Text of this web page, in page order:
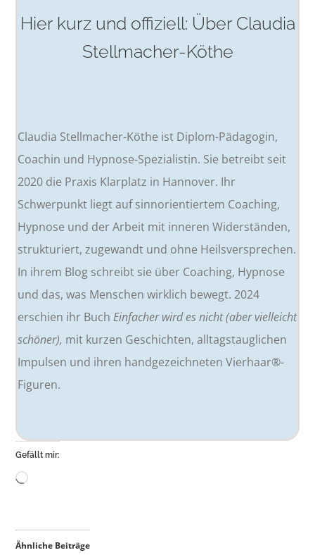
Hier kurz und offiziell: Über Claudia
Stellmacher-Köthe
Claudia Stellmacher-Köthe ist Diplom-Pädagogin,
Coachin und Hypnose-Spezialistin. Sie betreibt seit
2020 die Praxis Klarplatz in Hannover. Ihr
Schwerpunkt liegt auf sinnorientiertem Coaching,
Hypnose und der Arbeit mit inneren Widerständen,
strukturiert, zugewandt und ohne Heilsversprechen.
In ihrem Blog schreibt sie über Coaching, Hypnose
und das, was Menschen wirklich bewegt. 2024
erschien ihr BuchEinfacher wird es nicht (aber vielleicht
schöner), mit kurzen Geschichten, alltagstauglichen
Impulsen und ihren handgezeichneten Vierhaar®-
Figuren.
Gefällt mir:
Wird
Ähnliche Beiträge